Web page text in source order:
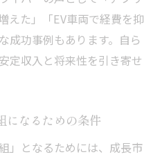
えた」「EV車両で経費を抑
成功事例もあります。自ら
定収入と将来性を引き寄せ
になるための条件
」となるためには、成長市